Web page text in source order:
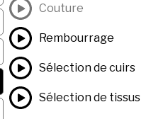
Couture
Rembourrage
Sélection de cuirs
Sélection de tissus